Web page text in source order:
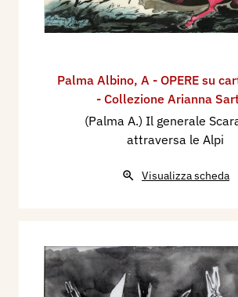
Palma Albino, A - OPERE su
- Collezione Arianna
(Palma A.) Il generale
attraversa le Alpi
Visualizza scheda